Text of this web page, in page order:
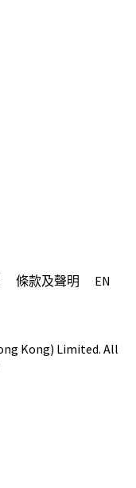
條款及聲明 EN
Kong) Limited. All